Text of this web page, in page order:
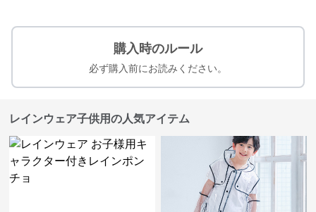
購入時のルール
必ず購入前にお読みください。
レインウェア子供用の人気アイテム